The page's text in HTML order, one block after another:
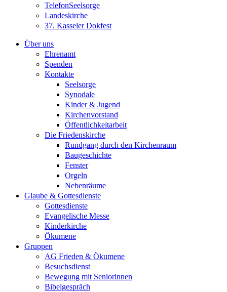
TelefonSeelsorge
Landeskirche
37. Kasseler Dokfest
Über uns
Ehrenamt
Spenden
Kontakte
Seelsorge
Synodale
Kinder & Jugend
Kirchenvorstand
Öffentlichkeitarbeit
Die Friedenskirche
Rundgang durch den Kirchenraum
Baugeschichte
Fenster
Orgeln
Nebenräume
Glaube & Gottesdienste
Gottesdienste
Evangelische Messe
Kinderkirche
Ökumene
Gruppen
AG Frieden & Ökumene
Besuchsdienst
Bewegung mit Seniorinnen
Bibelgespräch